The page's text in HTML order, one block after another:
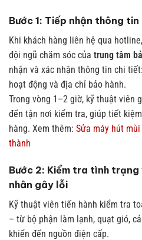
Bước 1: Tiếp nhận thông tin
Khi khách hàng liên hệ qua
đội ngũ chăm sóc của trung tâm
nhận và xác nhận thông tin chi
hoạt động và địa chỉ bảo hành.
Trong vòng 1–2 giờ, kỹ thuật viên
đến tận nơi kiểm tra, giúp tiết
hàng. Xem thêm: Sửa máy hút
thành
Bước 2: Kiểm tra tình trạng
nhân gây lỗi
Kỹ thuật viên tiến hành kiểm tra
– từ bộ phận làm lạnh, quạt gió,
khiển đến nguồn điện cấp.